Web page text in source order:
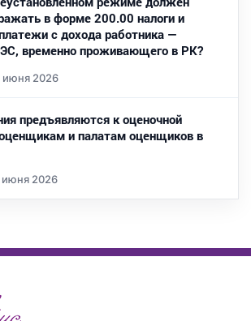
в форме 200.00 налоги и
с дохода работника —
временно проживающего в РК?
июня 2026
предъявляются к оценочной
и палатам оценщиков в
июня 2026